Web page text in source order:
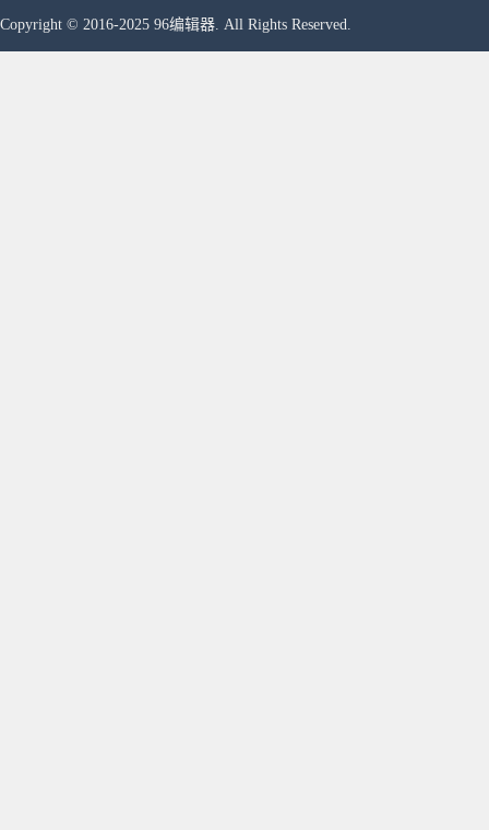
Copyright © 2016-2025 96编辑器. All Rights Reserved.